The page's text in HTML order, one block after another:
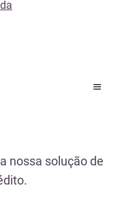
nossa solução de